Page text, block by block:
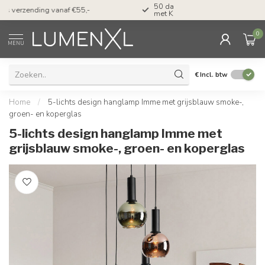
50 dagen bedenktijd & Betaal achteraf
met Klarna
MENU
0
€Incl. btw
Home /
5-lichts design hanglamp Imme met grijsblauw smoke-,
groen- en koperglas
5-lichts design hanglamp Imme met
grijsblauw smoke-, groen- en koperglas